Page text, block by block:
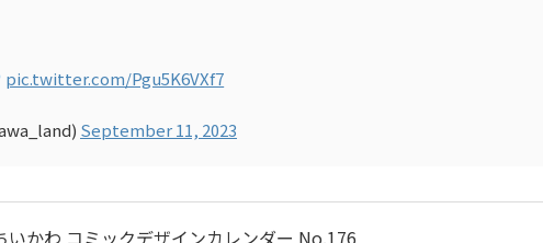
pic.twitter.com/Pgu5K6VXf7
September 11, 2023
いかわ コミックデザインカレンダー No.176